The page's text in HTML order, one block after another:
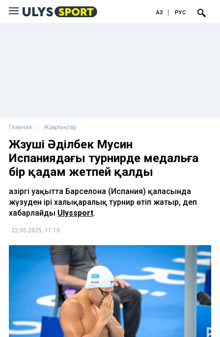
ҚАЗ РУС
Главная Жаңалықтар
Жүзуші Әділбек Мусин
Испаниядағы турнирде медальға
бір қадам жетпей қалды
Қазіргі уақытта Барселона (Испания) қаласында
жүзуден ірі халықаралық турнир өтіп жатыр, деп
хабарлайды Ulyssport.
22.05.2025, 17:10